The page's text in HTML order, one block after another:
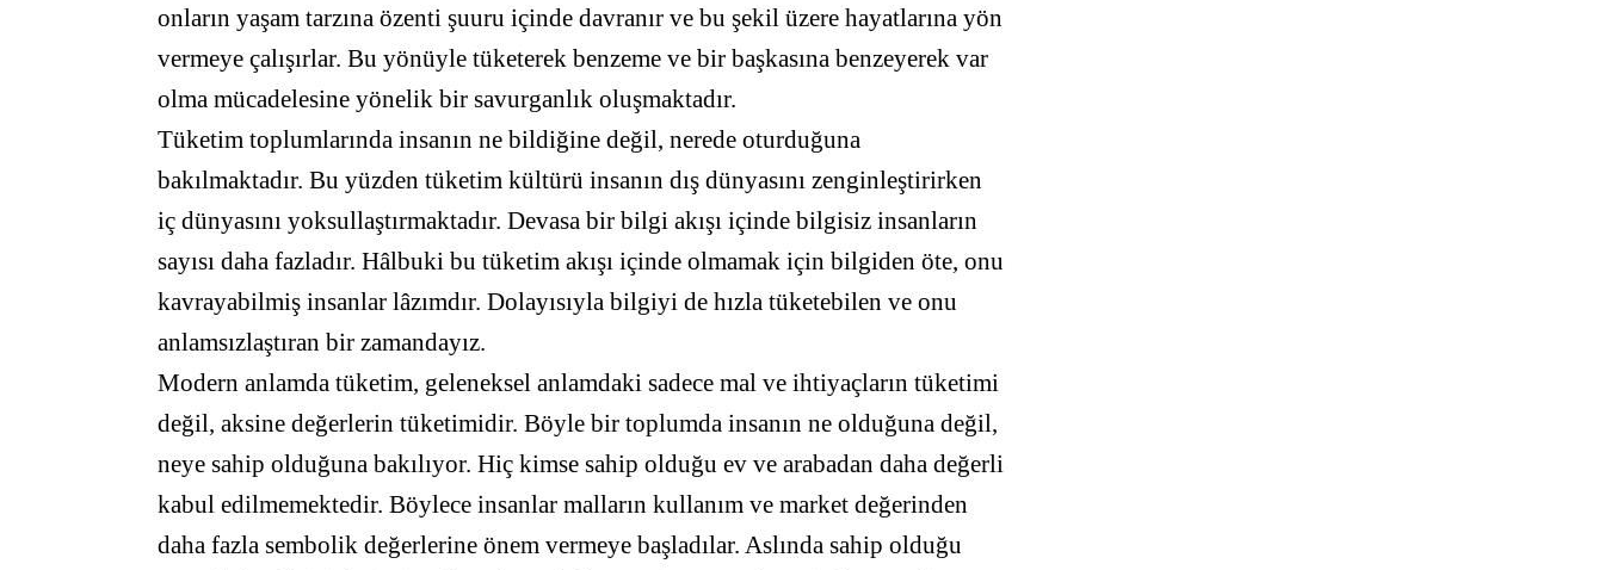
onların yaşam tarzına özenti şuuru içinde davranır ve bu şekil üzere hayatlarına yön
vermeye çalışırlar. Bu yönüyle tüketerek benzeme ve bir başkasına benzeyerek var
olma mücadelesine yönelik bir savurganlık oluşmaktadır.
Tüketim toplumlarında insanın ne bildiğine değil, nerede oturduğuna
bakılmaktadır. Bu yüzden tüketim kültürü insanın dış dünyasını zenginleştirirken
iç dünyasını yoksullaştırmaktadır. Devasa bir bilgi akışı içinde bilgisiz insanların
sayısı daha fazladır. Hâlbuki bu tüketim akışı içinde olmamak için bilgiden öte, onu
kavrayabilmiş insanlar lâzımdır. Dolayısıyla bilgiyi de hızla tüketebilen ve onu
anlamsızlaştıran bir zamandayız.
Modern anlamda tüketim, geleneksel anlamdaki sadece mal ve ihtiyaçların tüketimi
değil, aksine değerlerin tüketimidir. Böyle bir toplumda insanın ne olduğuna değil,
neye sahip olduğuna bakılıyor. Hiç kimse sahip olduğu ev ve arabadan daha değerli
kabul edilmemektedir. Böylece insanlar malların kullanım ve market değerinden
daha fazla sembolik değerlerine önem vermeye başladılar. Aslında sahip olduğu